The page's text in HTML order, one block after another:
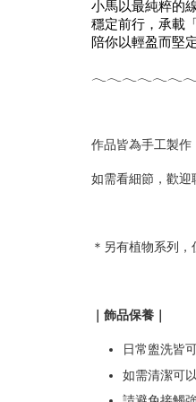
小馬以最純粹的
穩定前行，承載
陪你以輕盈而堅
𓂃 𓂃 𓂃 𓂃 𓂃 𓂃 𓂃
作品皆為手工製作
如需看細節，歡迎
＊另有植物系列，
｜飾品保養｜
日常盥洗皆
如需清潔可